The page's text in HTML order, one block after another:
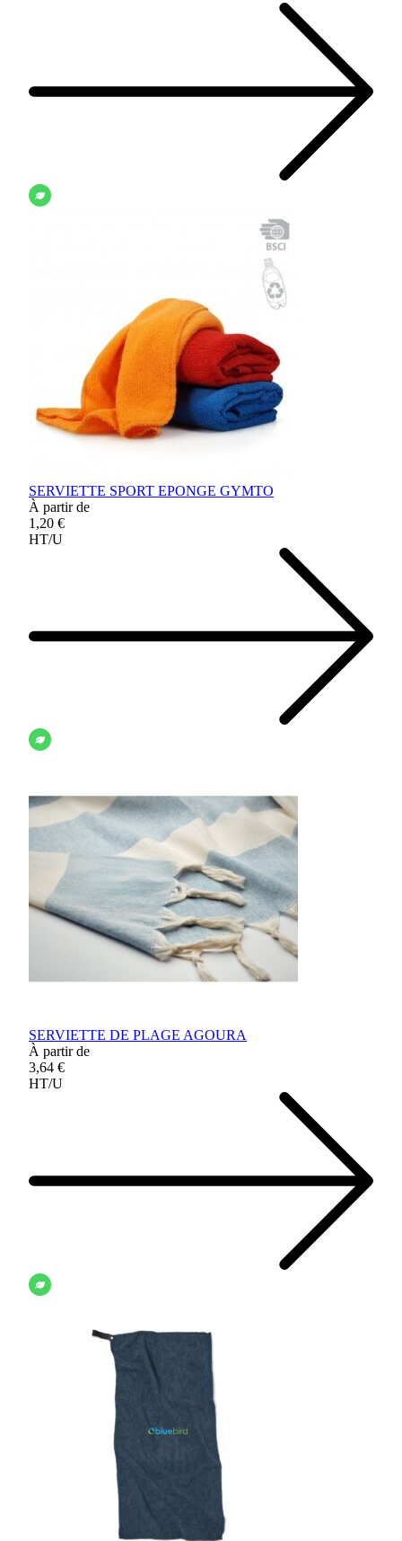
SERVIETTE SPORT EPONGE GYMTO
À partir de
1,20 €
HT/U
SERVIETTE DE PLAGE AGOURA
À partir de
3,64 €
HT/U